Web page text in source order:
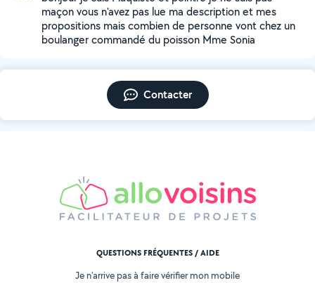
maçon vous n'avez pas lue ma description et mes
propositions mais combien de personne vont chez un
boulanger commandé du poisson Mme Sonia
Contacter
QUESTIONS FRÉQUENTES / AIDE
Je n'arrive pas à faire vérifier mon mobile